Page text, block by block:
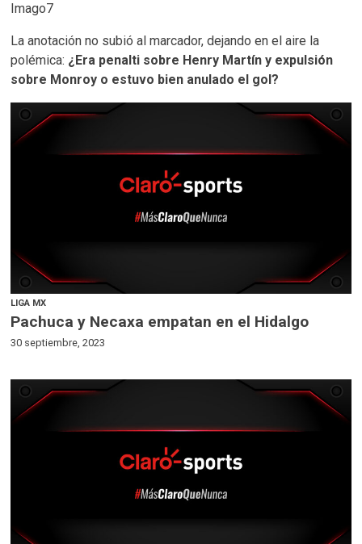
Imago7
La anotación no subió al marcador, dejando en el aire la
polémica: ¿Era penalti sobre Henry Martín y expulsión
sobre Monroy o estuvo bien anulado el gol?
LIGA MX
Pachuca y Necaxa empatan en el Hidalgo
30 septiembre, 2023